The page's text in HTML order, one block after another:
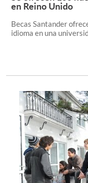
en Reino Unido
Becas Santander
idioma en una